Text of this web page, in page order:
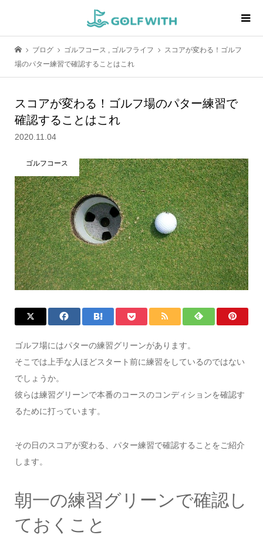
ブログ ゴルフコース , ゴルフライフ
スコアが変わる！ゴルフ
場のパター練習で確認することはこれ
スコアが変わる！ゴルフ場のパター練習で
確認することはこれ
2020.11.04
ゴルフコース
ゴルフ場にはパターの練習グリーンがあります。
そこでは上手な人ほどスタート前に練習をしているのではない
でしょうか。
彼らは練習グリーンで本番のコースのコンディションを確認す
るために打っています。
その日のスコアが変わる、パター練習で確認することをご紹介
します。
朝一の練習グリーンで確認し
ておくこと